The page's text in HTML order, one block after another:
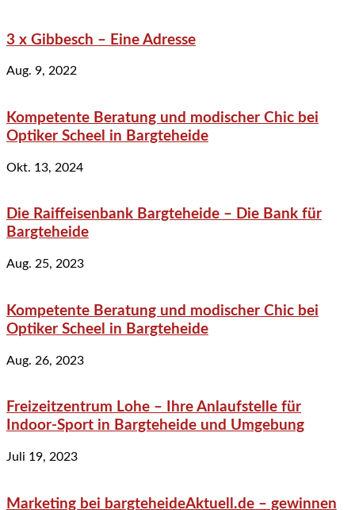
3 x Gibbesch – Eine Adresse
Aug. 9, 2022
Kompetente Beratung und modischer Chic bei
Optiker Scheel in Bargteheide
Okt. 13, 2024
Die Raiffeisenbank Bargteheide – Die Bank für
Bargteheide
Aug. 25, 2023
Kompetente Beratung und modischer Chic bei
Optiker Scheel in Bargteheide
Aug. 26, 2023
Freizeitzentrum Lohe – Ihre Anlaufstelle für
Indoor-Sport in Bargteheide und Umgebung
Juli 19, 2023
Marketing bei bargteheideAktuell.de – gewinnen